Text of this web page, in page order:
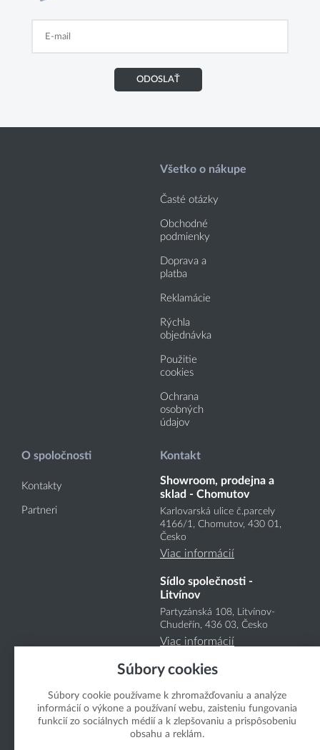
ODOSLAŤ
Všetko o nákupe
Časté otázky
Obchodné
podmienky
Doprava a
platba
Reklamácie
Rýchla
objednávka
Použitie
cookies
Ochrana
osobných
údajov
O spoločnosti
Kontakty
Partneri
Kontakt
Showroom, prodejna a
sklad - Chomutov
Karlovarská ulice č.parcely
4166/1, Chomutov, 430 01,
Česko
Viac informácií
Sídlo společnosti -
Litvínov
Partyzánská 108, Litvínov-
Chudeřín, 436 03, Česko
Viac informácií
Copyright Boukal.SK 2026
Súbory cookies
Súbory cookie používame k zhromažďovaniu a analýze
informácií o výkone a používaní webu, zaisteniu fungovania
funkcií zo sociálnych médií a k zlepšovaniu a prispôsobeniu
obsahu a reklám.